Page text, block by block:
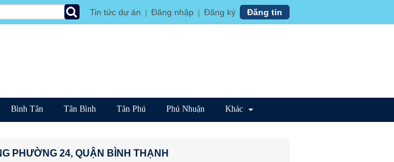
Tin tức dự án Đăng nhập Đăng ký Đăng tin
Bình Tân Tân Bình Tân Phú Phú Nhuận Khác
PHƯỜNG 24, QUẬN BÌNH THẠNH